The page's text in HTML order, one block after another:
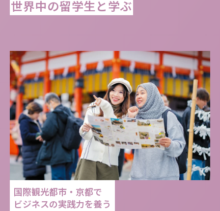
世界中の留学生と学ぶ
国際観光都市・京都で
ビジネスの実践力を養う